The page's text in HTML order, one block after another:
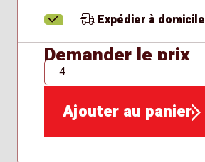
Expédier à domicile
Demander le prix
QTÉ
Ajouter au panier